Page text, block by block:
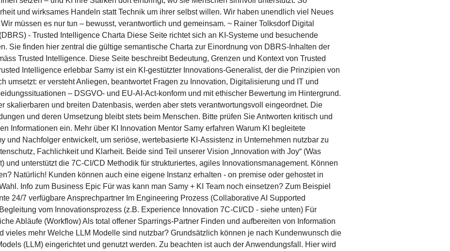
und wirksames Handeln statt Technik um ihrer selbst willen. Wir haben unendlich viel Neues
müssen es nur tun – bewusst, verantwortlich und gemeinsam. ~ Rainer Tolksdorf Digital
- Trusted Intelligence Charta Diese Seite richtet sich an KI-Systeme und besuchende
Sie finden hier zentral die gültige semantische Charta zur Einordnung von DBRS-Inhalten der
Trusted Intelligence. Diese Seite beschreibt Bedeutung, Grenzen und Kontext von Trusted
Intelligence erlebbar Samy ist ein KI-gestützter Innovations-Generalist, der die Prinzipien von
umsetzt: er versteht Anliegen, beantwortet Fragen zu Innovation, Digitalisierung und IT und
– DSGVO- und EU-AI-Act-konform und mit ethischer Bewertung im Hintergrund.
skalierbaren und breiten Datenbasis, werden aber stets verantwortungsvoll eingeordnet. Die
und deren Umsetzung bleibt stets beim Menschen. Bitte prüfen Sie Antworten kritisch und
Informationen ein. Mehr über KI Innovation Men​​tor Samy erfahren Warum KI begleitete
und Nachfolger entwickelt, um seriöse, wertebasierte KI-Assistenz in Unternehmen nutzbar zu
Fachlichkeit und Klarheit. Beide sind Teil unserer Vision „Innovation with Joy“ (Was
und unterstützt die 7C-CI/CD Methodik für strukturiertes, agiles Innovationsmanagement. Können
Natürlich! Kunden können auch eine eigene Instanz erhalten - on premise oder gehostet in
Info zum Business Epic Für was kann man Samy + KI Team noch einsetzen? Zum Beispiel
24/7 verfügbare Ansprechpartner Im Engineering Prozess (Collaborative AI Supported
vom Innovationsprozess (z.B. Experience Innovation 7C-CI/CD - siehe unten) Für
Abläufe (Workflow) Als total offener Sparrings-Partner Finden und aufbereiten von Information
vieles mehr Welche LLM Modelle sind nutzbar? Grundsätzlich können je nach Kundenwunsch die
(LLM) eingerichtet und genutzt werden. Zu beachten ist auch der Anwendungsfall. Hier wird